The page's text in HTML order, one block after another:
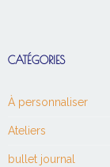
CATÉGORIES
À personnaliser
Ateliers
bullet journal